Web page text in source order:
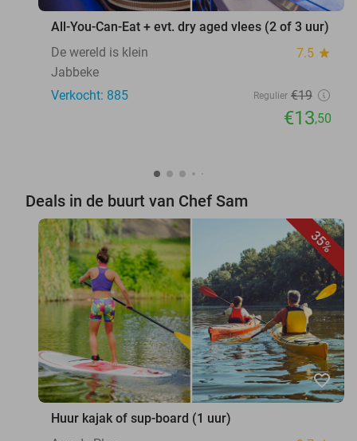
All-You-Can-Eat + evt. dry aged vlees (2 of 3 uur)
De wereld is klein
7.5 star
Jabbeke
Verkocht: 885
Regulier €19
€13,50
Deals in de buurt van Chef Sam
35%
favorite_border
Huur kajak of sup-board (1 uur)